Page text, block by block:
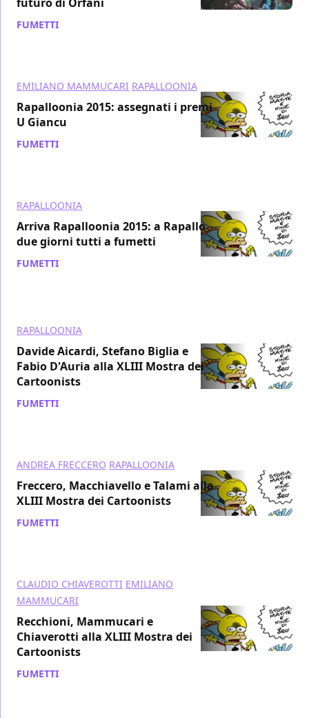
FUMETTI
EMILIANO MAMMUCARI RAPALLOONIA
Rapalloonia 2015: assegnati i premi
U Giancu
FUMETTI
RAPALLOONIA
Arriva Rapalloonia 2015: a Rapallo
due giorni tutti a fumetti
FUMETTI
RAPALLOONIA
Davide Aicardi, Stefano Biglia e
Fabio D'Auria alla XLIII Mostra dei
Cartoonists
FUMETTI
ANDREA FRECCERO RAPALLOONIA
Freccero, Macchiavello e Talami alla
XLIII Mostra dei Cartoonists
FUMETTI
CLAUDIO CHIAVEROTTI EMILIANO
MAMMUCARI
Recchioni, Mammucari e
Chiaverotti alla XLIII Mostra dei
Cartoonists
FUMETTI